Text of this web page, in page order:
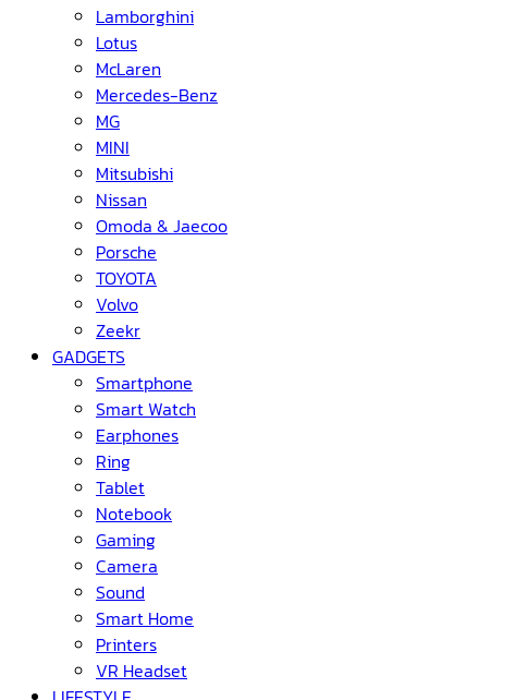
Lamborghini
Lotus
McLaren
Mercedes-Benz
MG
MINI
Mitsubishi
Nissan
Omoda & Jaecoo
Porsche
TOYOTA
Volvo
Zeekr
GADGETS
Smartphone
Smart Watch
Earphones
Ring
Tablet
Notebook
Gaming
Camera
Sound
Smart Home
Printers
VR Headset